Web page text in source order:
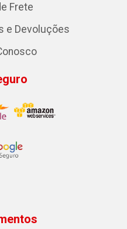
Frete
e Devoluções